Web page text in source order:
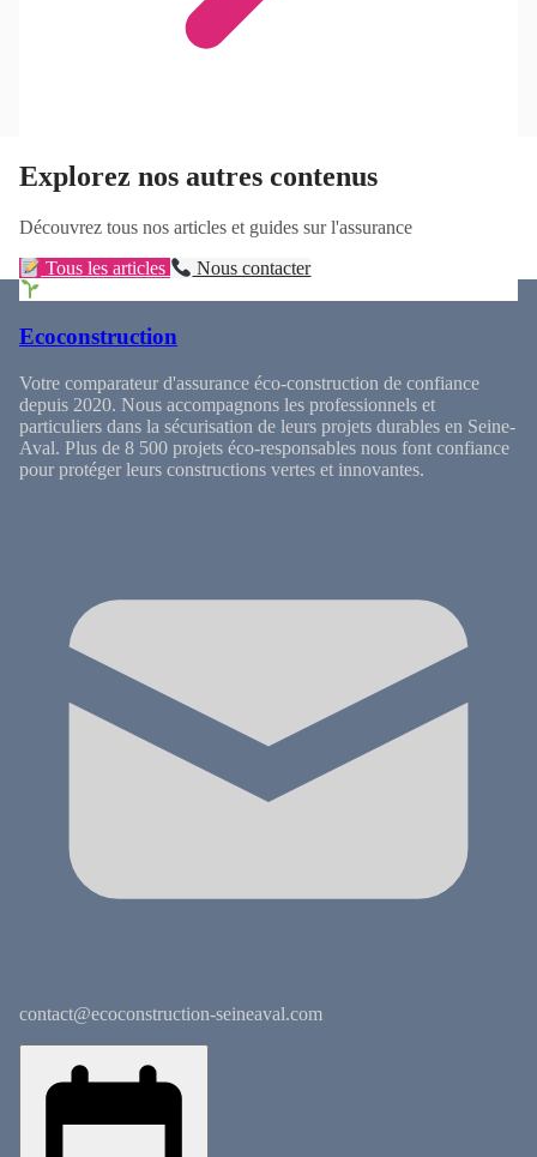
Explorez nos autres contenus
Découvrez tous nos articles et guides sur l'assurance
Tous les articles Nous contacter
Ecoconstruction
Votre comparateur d'assurance éco-construction de confiance
depuis 2020. Nous accompagnons les professionnels et
particuliers dans la sécurisation de leurs projets durables en Seine-
Aval. Plus de 8 500 projets éco-responsables nous font confiance
pour protéger leurs constructions vertes et innovantes.
contact@ecoconstruction-seineaval.com